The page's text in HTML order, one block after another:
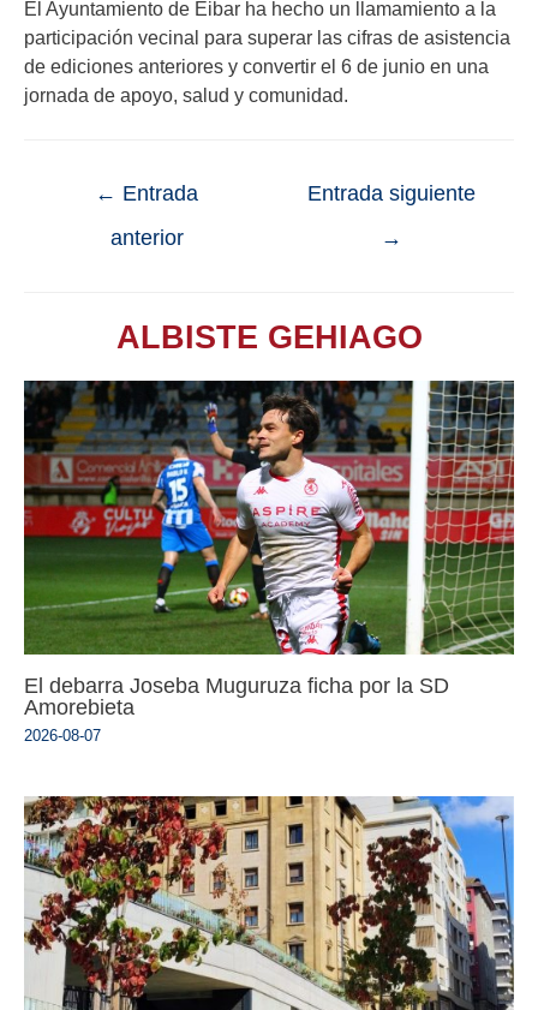
El Ayuntamiento de Eibar ha hecho un llamamiento a la
participación vecinal para superar las cifras de asistencia
de ediciones anteriores y convertir el 6 de junio en una
jornada de apoyo, salud y comunidad.
← Entrada
anterior
Entrada siguiente
→
ALBISTE GEHIAGO
El debarra Joseba Muguruza ficha por la SD
Amorebieta
2026-08-07